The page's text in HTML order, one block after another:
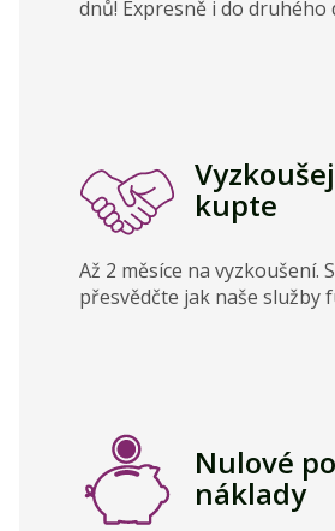
dnů! Expresně i do druhého
kupte
Až 2 měsíce na vyzkoušení.
přesvědčte jak naše služby
Nulové
náklady